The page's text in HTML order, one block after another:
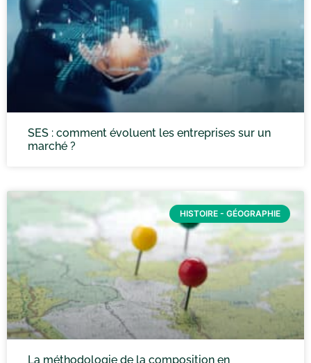
SES : comment évoluent les entreprises sur un
marché ?
HISTOIRE - GÉOGRAPHIE
La méthodologie de la composition en